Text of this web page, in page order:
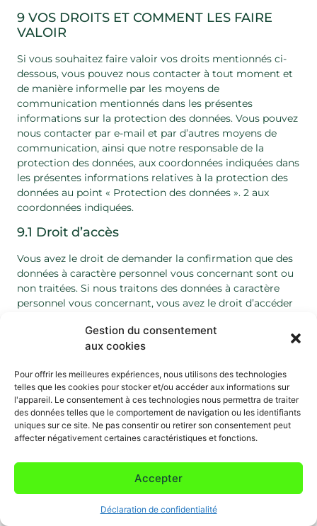
Gestion du consentement
aux cookies
Pour offrir les meilleures expériences, nous utilisons des technologies
telles que les cookies pour stocker et/ou accéder aux informations sur
l'appareil. Le consentement à ces technologies nous permettra de traiter
des données telles que le comportement de navigation ou les identifiants
uniques sur ce site. Ne pas consentir ou retirer son consentement peut
affecter négativement certaines caractéristiques et fonctions.
Accepter
Déclaration de confidentialité
9 VOS DROITS ET COMMENT LES FAIRE
VALOIR
Si vous souhaitez faire valoir vos droits mentionnés ci-
dessous, vous pouvez nous contacter à tout moment et
de manière informelle par les moyens de
communication mentionnés dans les présentes
informations sur la protection des données. Vous pouvez
nous contacter par e-mail et par d’autres moyens de
communication, ainsi que notre responsable de la
protection des données, aux coordonnées indiquées dans
les présentes informations relatives à la protection des
données au point « Protection des données ». 2 aux
coordonnées indiquées.
9.1 Droit d’accès
Vous avez le droit de demander la confirmation que des
données à caractère personnel vous concernant sont ou
non traitées. Si nous traitons des données à caractère
personnel vous concernant, vous avez le droit d’accéder
informations requises par la loi. Vous trouverez de plus
amples informations sur votre droit d’accès à l’article 15
9.2 Droit de rectification
Vous avez le droit d’obtenir sans délai la rectification des
données à caractère personnel vous concernant qui sont
inexactes. Compte tenu des finalités du traitement, vous
personnel incomplètes soient complétées. Vous
trouverez de plus amples informations sur votre droit de
rectification à l’article 16 du RGPD.